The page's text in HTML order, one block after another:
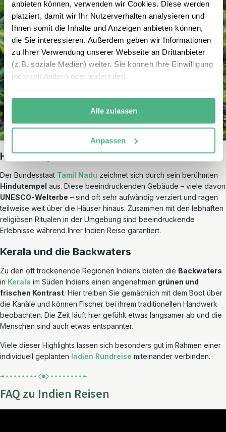
anbieten können, verwenden wir Cookies. Diese werden
platziert, damit wir Ihr Nutzerverhalten analysieren und
Ihnen somit die Inhalte und Anzeigen anbieten können,
die Sie interessieren. Außerdem geben wir Informationen
zu Ihrer Verwendung unserer Webseite an Drittanbieter
(z.B. soziale Medien) weiter. Sie können Ihre Einwilligung
jederzeit ändern oder widerrufen.
Alle zulassen
Anpassen
Hindutempel von Tamil Nadu
Der Bundesstaat Tamil Nadu zeichnet sich durch sein berühmten
Hindutempel aus. Diese beeindruckenden Gebäude – viele davon
UNESCO-Welterbe – sind oft sehr aufwändig verziert und ragen
teilweise weit über die Häuser hinaus. Zusammen mit den lebhaften
religiösen Ritualen in der Umgebung sind beeindruckende
Erlebnisse während Ihrer Indien Reise garantiert.
Kerala und die Backwaters
Zu den oft trockenende Regionen Indiens bieten die Backwaters
in Kerala im Süden Indiens einen angenehmen grünen und
frischen Kontrast. Hier treiben Sie gemächlich mit dem Boot über
die Kanäle und können Fischer bei ihrem traditionellen Handwerk
beobachten. Die Zeit läuft hier gefühlt etwas langsamer ab und die
Menschen sind auch etwas entspannter.
Viele dieser Highlights lassen sich besonders gut im Rahmen einer
individuell geplanten Indien Rundreise miteinander verbinden.
FAQ zu Indien Reisen